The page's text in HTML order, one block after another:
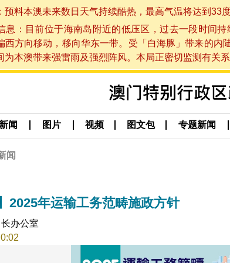
预料本澳未来数日天气持续酷热，最高气温将达到33
息：目前位于海南岛附近的低压区，过去一段时间
西方向移动，移向华东一带。受「白海豚」带来的
为本澳带来强雷雨及强烈阵风。本局正密切监测有关
新闻 图片 视频 图文包 专题新闻
闻
2025年运输工务范畴施政方针
办公室